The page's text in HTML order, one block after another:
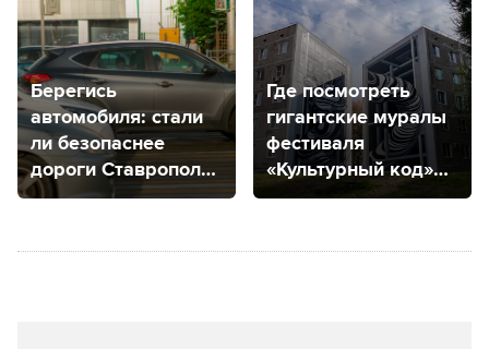
Берегись
автомобиля: стали
ли безопаснее
дороги Ставрополя
за 2023 год?
Где посмотреть
гигантские муралы
фестиваля
«Культурный код»
в Солнечнодольске